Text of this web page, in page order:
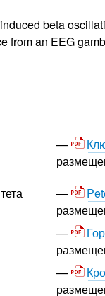
beta
from an EEG